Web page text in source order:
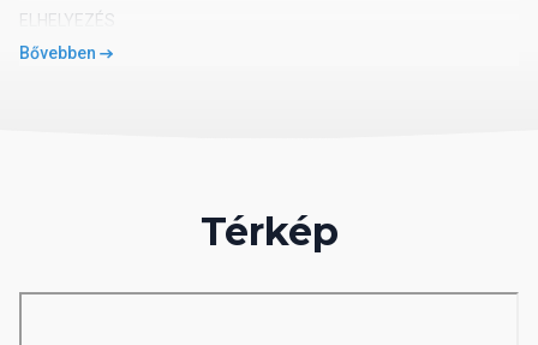
ELHELYEZÉS
alkoholos és alkoholmentes italok fogyasztása. A fő éttermen
Bővebben
Térkép